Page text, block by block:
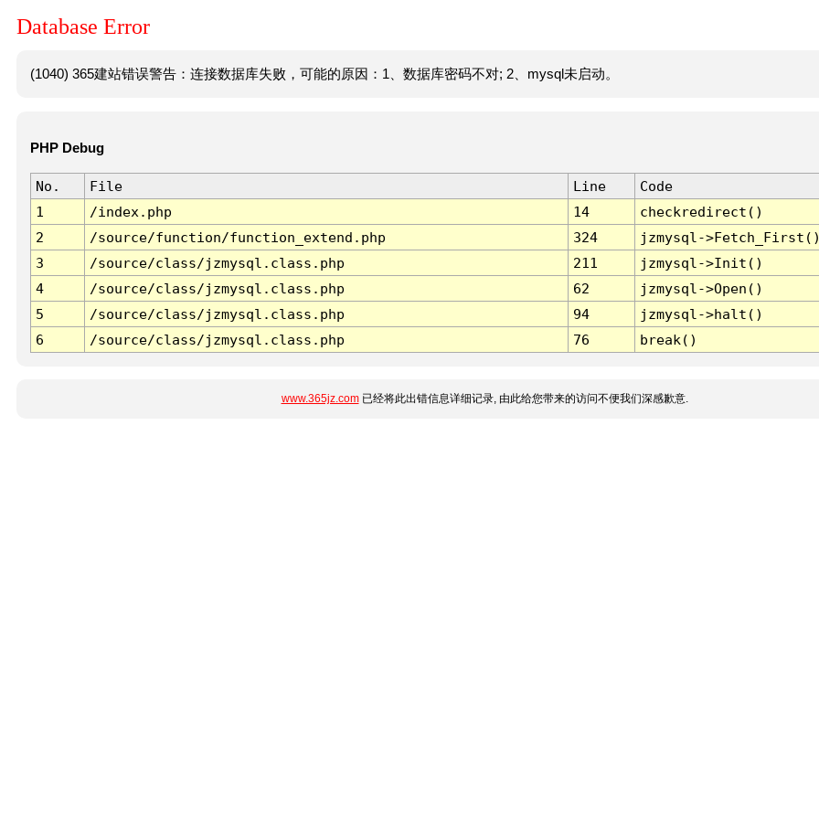
Database Error
(1040) 365建站错误警告：连接数据库失败，可能的原因：1、数据库密码不对; 2、mysql未启动。
PHP Debug
No. File Line
Code
1
/index.php 14
checkredirect()
2
/source/function/function_extend.php 324
jzmysql-
3
/source/class/jzmysql.class.php 211
jzmysql->Init()
4
/source/class/jzmysql.class.php 62
jzmysql->Open()
5
/source/class/jzmysql.class.php 94
jzmysql->halt()
6
/source/class/jzmysql.class.php 76 break()
www.365jz.com已经将此出错信息详细记录, 由此给您带来的访问不便我们深感歉意.